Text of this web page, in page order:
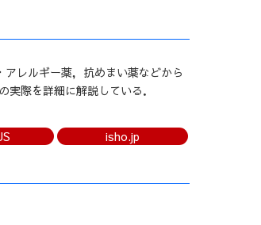
レルギー薬，抗めまい薬などから
際を詳細に解説している．
isho.jp